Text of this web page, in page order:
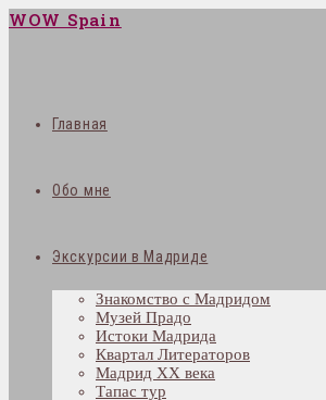
WOW Spain
Главная
Обо мне
Экскурсии в Мадриде
Знакомство с Мадридом
Музей Прадо
Истоки Мадрида
Квартал Литераторов
Мадрид XX века
Тапас тур